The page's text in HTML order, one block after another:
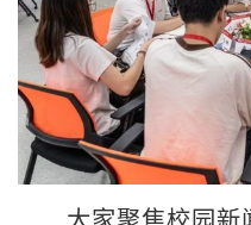
大家聚焦校园